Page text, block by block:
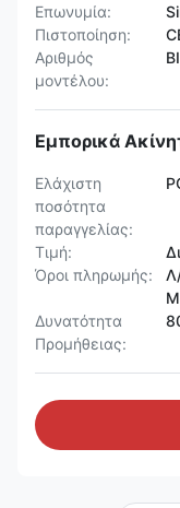
Επωνυμία:
Πιστοποίηση:
Αριθμός
μοντέλου:
Εμπορικά
Ελάχιστη
ποσότητα
παραγγελίας:
Τιμή:
Όροι πληρωμής:
Δυνατότητα
Προμήθειας: